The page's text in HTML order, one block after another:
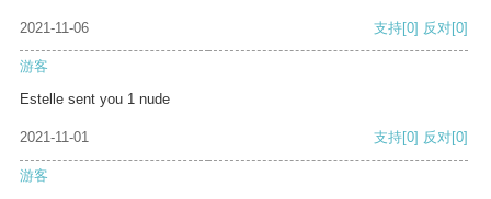
2021-11-06 支持[0] 反对[0]
游客
Estelle sent you 1 nude
2021-11-01 支持[0] 反对[0]
游客